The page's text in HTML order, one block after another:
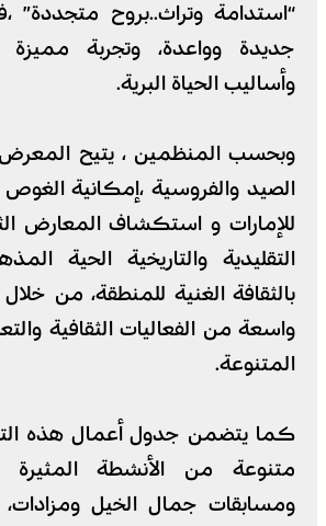
“استدامة وتراث..بروح متجددة”
جديدة وواعدة، وتجربة
وأساليب الحياة البرية.
وبحسب المنظمين ، يتيح المعرض
الصيد والفروسية ،إمكانية الغوص
للإمارات و استكشاف المعارض
التقليدية والتاريخية الحية
بالثقافة الغنية للمنطقة، من
واسعة من الفعاليات الثقافية
المتنوعة.
كما يتضمن جدول أعمال هذه
متنوعة من الأنشطة المثيرة
ومسابقات جمال الخيل ومزادات،